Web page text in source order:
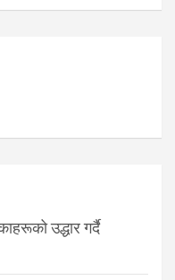
उद्धार गर्दै